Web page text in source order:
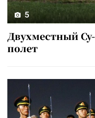
5
Двухместный
полет